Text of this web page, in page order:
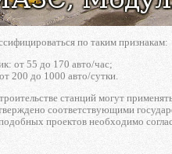
по таким признакам:
от 55 до 170 авто/час;
200 до 1000 авто/сутки.
станций могут
соответствующими
проектов необходимо